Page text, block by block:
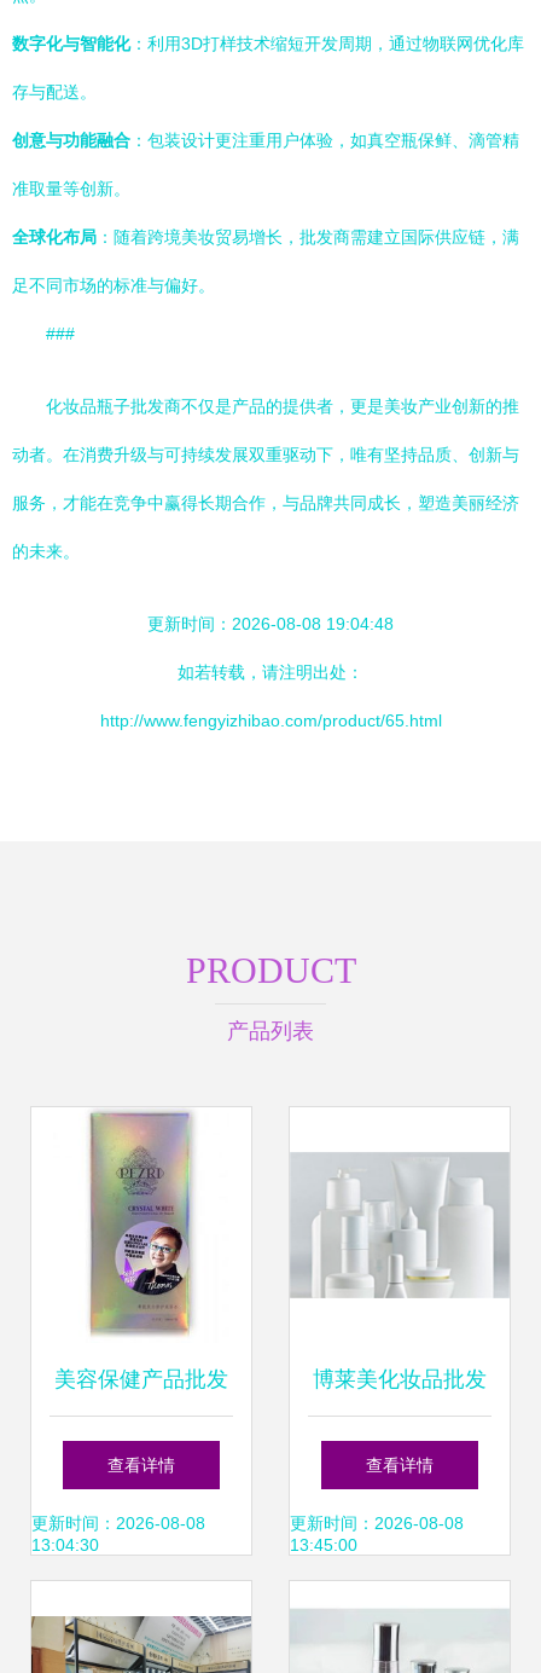
数字化与智能化：利用3D打样技术缩短开发周期，通过物联网优化库
存与配送。
创意与功能融合 ：包装设计更注重用户体验，如真空瓶保鲜、滴管精
准取量等创新。
全球化布局 ：随着跨境美妆贸易增长，批发商需建立国际供应链，满
足不同市场的标准与偏好。
###
化妆品瓶子批发商不仅是产品的提供者，更是美妆产业创新的推
动者。在消费升级与可持续发展双重驱动下，唯有坚持品质、创新与
服务，才能在竞争中赢得长期合作，与品牌共同成长，塑造美丽经济
的未来。
更新时间：2026-08-08 19:04:48
如若转载，请注明出处：
http://www.fengyizhibao.com/product/65.html
PRODUCT
产品列表
美容保健产品批发
打造您的美丽事业
蓝图
查看详情
更新时间：2026-08-08
13:04:30
博莱美化妆品批发
市场前景与选购指
南
查看详情
更新时间：2026-08-08
13:45:00